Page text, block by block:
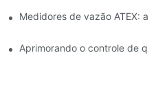
Compreendendo os medidores
Medidores de vazão ATEX:
ATEX correto para
Aprimorando o controle de
medição do fluxo de massa de